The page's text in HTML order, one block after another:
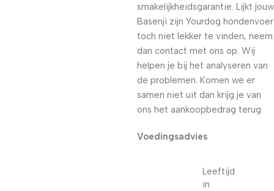
smakelijkheidsgarantie. Lijkt jouw
Basenji zijn Yourdog hondenvoer
toch niet lekker te vinden, neem
dan contact met ons op. Wij
helpen je bij het analyseren van
de problemen. Komen we er
samen niet uit dan krijg je van
ons het aankoopbedrag terug.
Voedingsadvies
Leeftijd
in